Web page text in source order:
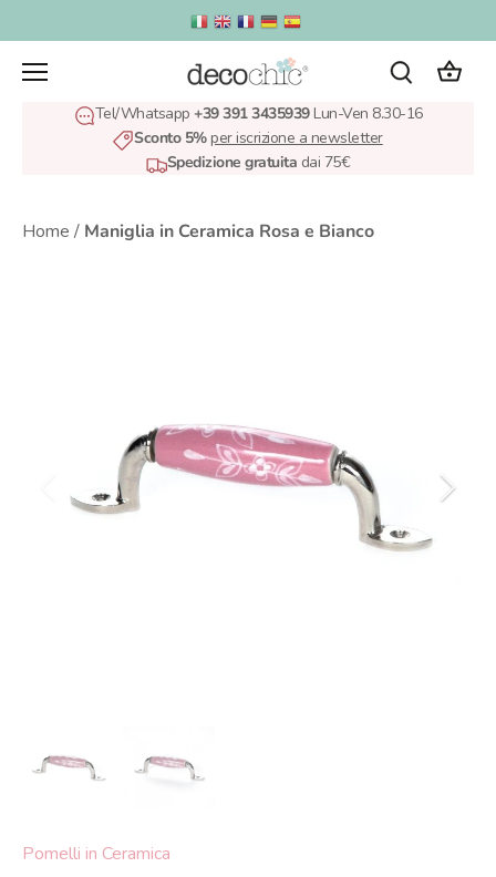
al
contenuto
Tel/Whatsapp +39 391 3435939Lun-Ven 8.30-16
Sconto 5%per iscrizione a newsletter
Spedizione gratuita dai 75€
Home / Maniglia in Ceramica Rosa e Bianco
Pomelli in Ceramica